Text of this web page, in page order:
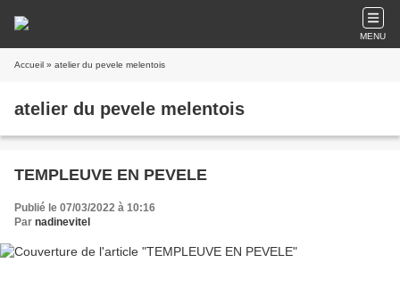
MENU
Accueil » atelier du pevele melentois
atelier du pevele melentois
TEMPLEUVE EN PEVELE
Publié le 07/03/2022 à 10:16
Par nadinevitel